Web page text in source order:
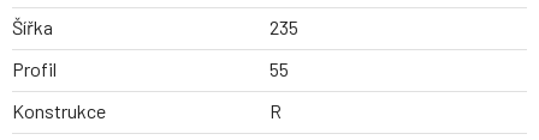
Šířka
235
Profil
55
Konstrukce
R